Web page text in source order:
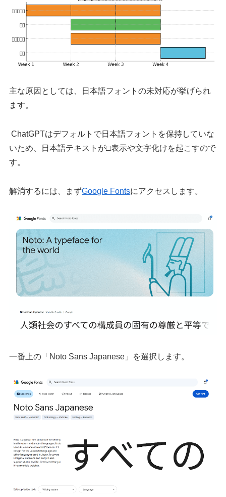
主な原因としては、日本語フォントの未対応が挙げられ
ます。
ChatGPTはデフォルトで日本語フォントを保持していな
いため、日本語テキストが□表示や文字化けを起こすので
す。
解消するには、まずGoogle Fontsにアクセスします。
一番上の「Noto Sans Japanese」を選択します。